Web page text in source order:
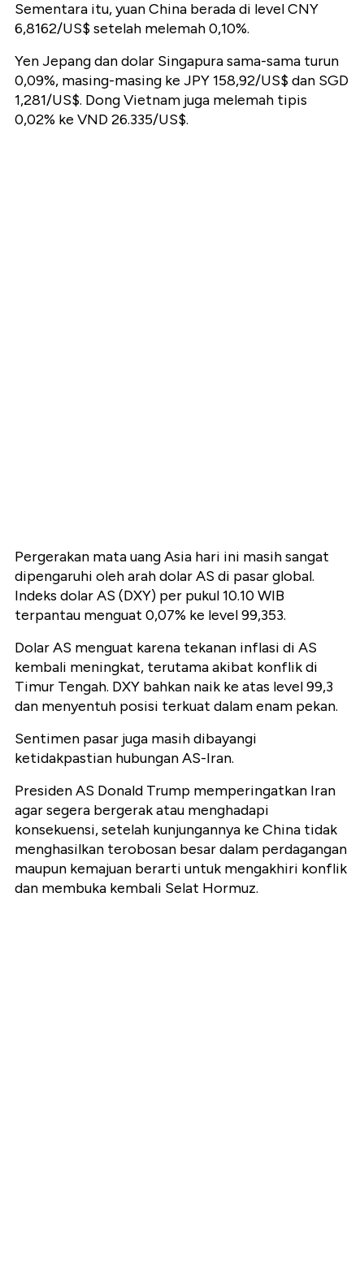
Sementara itu, yuan China berada di level CNY
6,8162/US$ setelah melemah 0,10%.
Yen Jepang dan dolar Singapura sama-sama turun
0,09%, masing-masing ke JPY 158,92/US$ dan SGD
1,281/US$. Dong Vietnam juga melemah tipis
0,02% ke VND 26.335/US$.
Pergerakan mata uang Asia hari ini masih sangat
dipengaruhi oleh arah dolar AS di pasar global.
Indeks dolar AS (DXY) per pukul 10.10 WIB
terpantau menguat 0,07% ke level 99,353.
Dolar AS menguat karena tekanan inflasi di AS
kembali meningkat, terutama akibat konflik di
Timur Tengah. DXY bahkan naik ke atas level 99,3
dan menyentuh posisi terkuat dalam enam pekan.
Sentimen pasar juga masih dibayangi
ketidakpastian hubungan AS-Iran.
Presiden AS Donald Trump memperingatkan Iran
agar segera bergerak atau menghadapi
konsekuensi, setelah kunjungannya ke China tidak
menghasilkan terobosan besar dalam perdagangan
maupun kemajuan berarti untuk mengakhiri konflik
dan membuka kembali Selat Hormuz.